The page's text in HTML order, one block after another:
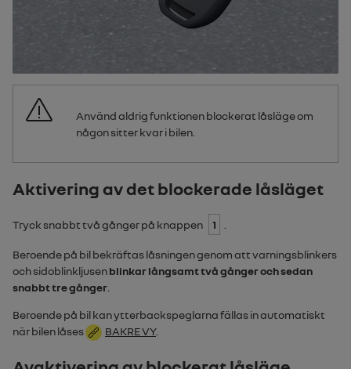
Använd aldrig funktionen blockerat låsläge om
någon sitter kvar i bilen.
Aktivering av det blockerade låsläget
Tryck snabbt två gånger på knappen 1
Beroende på bil bekräftas låsningen genom att varningsblinkers
och sidoblinkljusenblinkar långsamt två gånger och sedan
snabbt tre gånger
Beroende på bil kan ytterbackspeglarna fällas in automatiskt
när bilen låses
BAKRE VY.